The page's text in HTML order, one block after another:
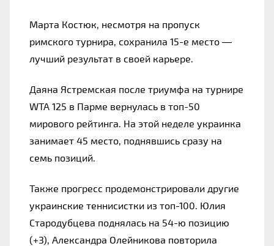
Марта Костюк, несмотря на пропуск
римского турнира, сохранила 15-е место —
лучший результат в своей карьере.
Даяна Ястремская после триумфа на турнире
WTA 125 в Парме вернулась в топ-50
мирового рейтинга. На этой неделе украинка
занимает 45 место, поднявшись сразу на
семь позиций.
Также прогресс продемонстрировали другие
украинские теннисистки из топ-100. Юлия
Стародубцева поднялась на 54-ю позицию
(+3), Александра Олейникова повторила